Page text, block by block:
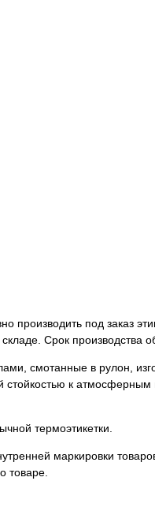
производить под заказ
Срок производства
смотанные в рулон,
стойкостью к атмосферным
термоэтикетки.
маркировки
товаре.